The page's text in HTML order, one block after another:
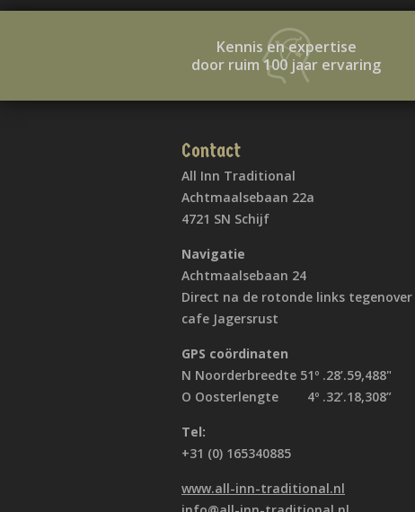
Kennis en expertise
door ruim 100 jaar ervaring
Contact
All Inn Traditional
Achtmaalsebaan 22a
4721 SN Schijf
Navigatie
Achtmaalsebaan 24
Direct na de rotonde links tegenover
cafe Jagersrust
GPS coördinaten
N Noorderbreedte 51º .28’.59,488"
O Oosterlengte 4º .32’.18,308”
Tel:
+31 (0) 165340885
www.all-inn-traditional.nl